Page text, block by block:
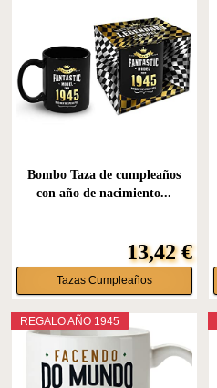
Bombo Taza de cumpleaños
con año de nacimiento...
13,42 €
Tazas Cumpleaños
REGALO AÑO 1945